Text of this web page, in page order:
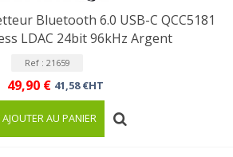
Bluetooth 6.0 USB-C QCC5181
LDAC 24bit 96kHz Argent
Ref : 21659
49,90 € 41,58 €HT
AJOUTER AU PANIER